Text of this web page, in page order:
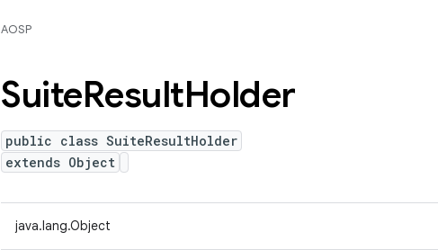
AOSP
SuiteResultHolder
public class SuiteResultHolder
extends Object
java.lang.Object